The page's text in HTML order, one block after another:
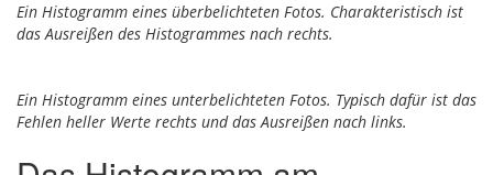
Ein Histogramm eines überbelichteten Fotos. Charakteristisch ist
das Ausreißen des Histogrammes nach rechts.
Ein Histogramm eines unterbelichteten Fotos. Typisch dafür ist das
Fehlen heller Werte rechts und das Ausreißen nach links.